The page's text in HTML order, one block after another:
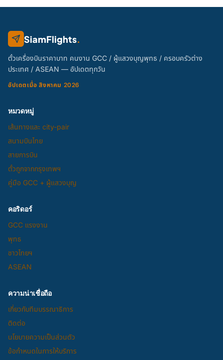
SiamFlights.
ตั๋วเครื่องบินราคาบาท คนงาน GCC / ผู้แสวงบุญพุทธ / ครอบครัวต่าง
ประเทศ / ASEAN — อัปเดตทุกวัน
อัปเดตเมื่อ สิงหาคม 2026
หมวดหมู่
เส้นทางและ city-pair
สนามบินไทย
สายการบิน
ตั๋วถูกจากกรุงเทพฯ
คู่มือ GCC + ผู้แสวงบุญ
คอริดอร์
GCC แรงงาน
พุทธ
ชาวไทยฯ
ASEAN
ความน่าเชื่อถือ
เกี่ยวกับทีมบรรณาธิการ
ติดต่อ
นโยบายความเป็นส่วนตัว
ข้อกำหนดในการให้บริการ